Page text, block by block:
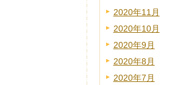
2020年11月
2020年10月
2020年9月
2020年8月
2020年7月